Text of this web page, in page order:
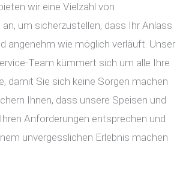
wir eine Vielzahl von
um sicherzustellen, dass Ihr Anlass
angenehm wie möglich verläuft. Unser
Team kümmert sich um alle Ihre
damit Sie sich keine Sorgen machen
Ihnen, dass unsere Speisen und
Anforderungen entsprechen und
unvergesslichen Erlebnis machen